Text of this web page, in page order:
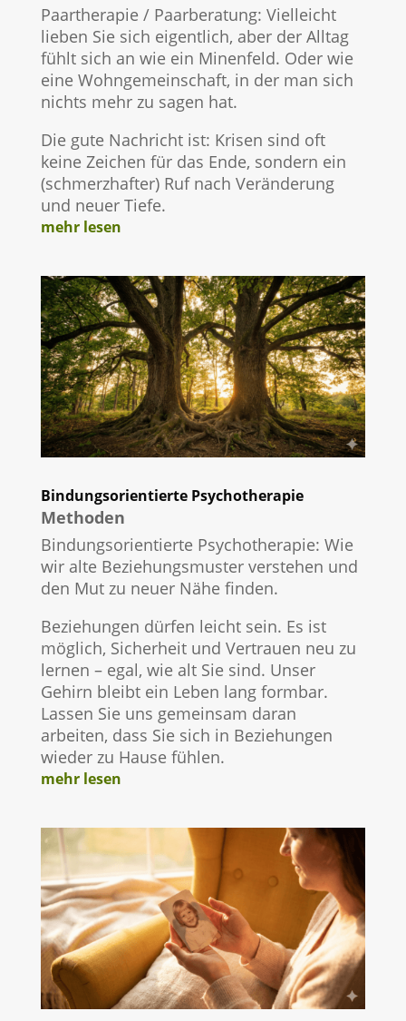
Paartherapie / Paarberatung: Vielleicht
lieben Sie sich eigentlich, aber der Alltag
fühlt sich an wie ein Minenfeld. Oder wie
eine Wohngemeinschaft, in der man sich
nichts mehr zu sagen hat.
Die gute Nachricht ist: Krisen sind oft
keine Zeichen für das Ende, sondern ein
(schmerzhafter) Ruf nach Veränderung
und neuer Tiefe.
mehr lesen
Bindungsorientierte Psychotherapie
Methoden
Bindungsorientierte Psychotherapie: Wie
wir alte Beziehungsmuster verstehen und
den Mut zu neuer Nähe finden.
Beziehungen dürfen leicht sein. Es ist
möglich, Sicherheit und Vertrauen neu zu
lernen – egal, wie alt Sie sind. Unser
Gehirn bleibt ein Leben lang formbar.
Lassen Sie uns gemeinsam daran
arbeiten, dass Sie sich in Beziehungen
wieder zu Hause fühlen.
mehr lesen